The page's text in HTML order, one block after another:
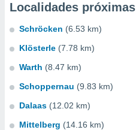
Localidades próximas
Schröcken (6.53 km)
Klösterle (7.78 km)
Warth (8.47 km)
Schoppernau (9.83 km)
Dalaas (12.02 km)
Mittelberg (14.16 km)